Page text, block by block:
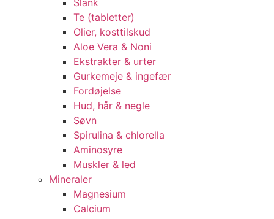
Slank
Te (tabletter)
Olier, kosttilskud
Aloe Vera & Noni
Ekstrakter & urter
Gurkemeje & ingefær
Fordøjelse
Hud, hår & negle
Søvn
Spirulina & chlorella
Aminosyre
Muskler & led
Mineraler
Magnesium
Calcium